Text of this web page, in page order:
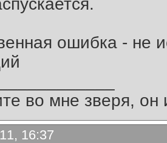
ошибка - не
во мне зверя, он
16:37